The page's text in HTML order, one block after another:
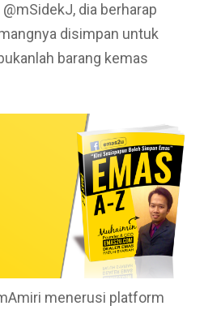
dia berharap
disimpan untuk
barang kemas
menerusi platform